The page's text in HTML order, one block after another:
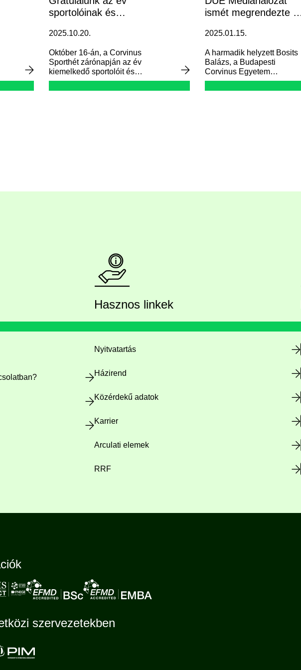
sportolóinak és
2025.10.20.
Október 16-án, a Corvinus
Sporthét zárónapján az év
kiemelkedő sportolóit és
sportcsapatát ünnepeltük.
ismét megrendezte a
Tesztet
2025.01.15.
A harmadik helyzett Bosits
Balázs, a Budapesti
Corvinus Egyetem
hallgatója lett.
Hasznos linkek
Nyitvatartás
Házirend
Közérdekű adatok
Karrier
Arculati elemek
RRF
szervezetekben